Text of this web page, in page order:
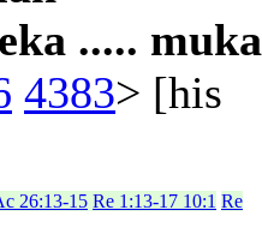
.....
4383> [his
26:13-15 Re 1:13-17 10:1 Re